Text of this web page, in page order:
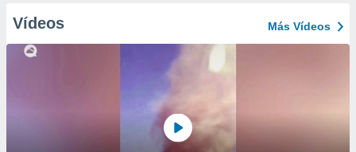
Vídeos Más Vídeos